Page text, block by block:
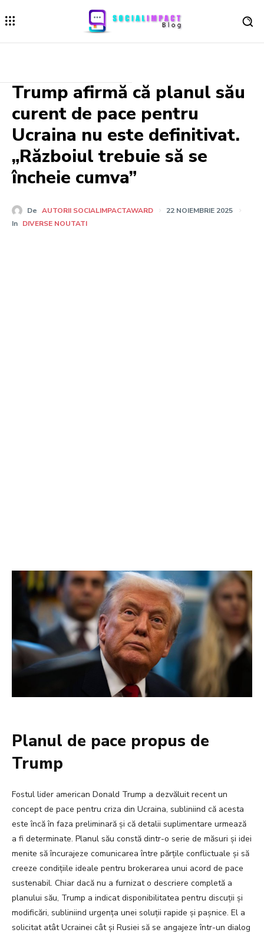
Trump afirmă că planul său
curent de pace pentru
Ucraina nu este definitivat.
„Războiul trebuie să se
încheie cumva”
De AUTORII SOCIALIMPACTAWARD
22 NOIEMBRIE 2025
In DIVERSE NOUTATI
Planul de pace propus de
Trump
Fostul lider american Donald Trump a dezvăluit recent un
concept de pace pentru criza din Ucraina, subliniind că acesta
este încă în faza preliminară și că detalii suplimentare urmează
a fi determinate. Planul său constă dintr-o serie de măsuri și idei
menite să încurajeze comunicarea între părțile conflictuale și să
creeze condițiile ideale pentru brokerarea unui acord de pace
sustenabil. Chiar dacă nu a furnizat o descriere completă a
planului său, Trump a indicat disponibilitatea pentru discuții și
modificări, subliniind urgența unei soluții rapide și pașnice. El a
solicitat atât Ucrainei cât și Rusiei să se angajeze într-un dialog